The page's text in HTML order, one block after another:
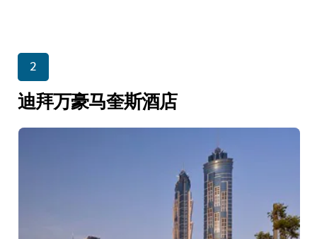
2
迪拜万豪马奎斯酒店